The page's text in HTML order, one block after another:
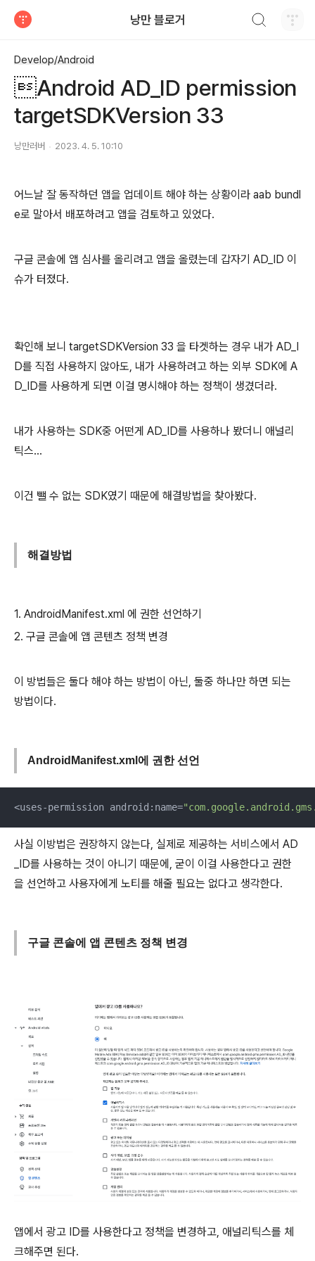
낭만 블로거
Develop/Android
Android AD_ID permission
targetSDKVersion 33
낭만러버 2023. 4. 5. 10:10
어느날 잘 동작하던 앱을 업데이트 해야 하는 상황이라 aab bundl
e로 말아서 배포하려고 앱을 검토하고 있었다.
구글 콘솔에 앱 심사를 올리려고 앱을 올렸는데 갑자기 AD_ID 이
슈가 터졌다.
확인해 보니 targetSDKVersion 33 을 타겟하는 경우 내가 AD_I
D를 직접 사용하지 않아도, 내가 사용하려고 하는 외부 SDK에 A
D_ID를 사용하게 되면 이걸 명시해야 하는 정책이 생겼더라.
내가 사용하는 SDK중 어떤게 AD_ID를 사용하나 봤더니 애널리
틱스...
이건 뺄 수 없는 SDK였기 때문에 해결방법을 찾아봤다.
해결방법
1. AndroidManifest.xml 에 권한 선언하기
2. 구글 콘솔에 앱 콘텐츠 정책 변경
이 방법들은 둘다 해야 하는 방법이 아닌, 둘중 하나만 하면 되는
방법이다.
AndroidManifest.xml에 권한 선언
<uses-permission android:name=
사실 이방법은 권장하지 않는다, 실제로 제공하는 서비스에서 AD
_ID를 사용하는 것이 아니기 때문에, 굳이 이걸 사용한다고 권한
을 선언하고 사용자에게 노티를 해줄 필요는 없다고 생각한다.
구글 콘솔에 앱 콘텐츠 정책 변경
앱에서 광고 ID를 사용한다고 정책을 변경하고, 애널리틱스를 체
크해주면 된다.